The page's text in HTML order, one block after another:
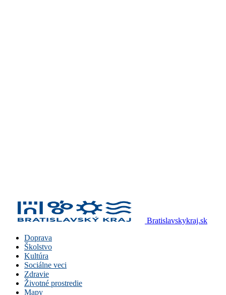
Bratislavskykraj.sk
Doprava
Školstvo
Kultúra
Sociálne veci
Zdravie
Životné prostredie
Mapy